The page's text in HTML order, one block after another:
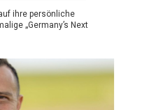
ihre persönliche
„Germany’s Next